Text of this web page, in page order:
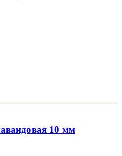
10 мм